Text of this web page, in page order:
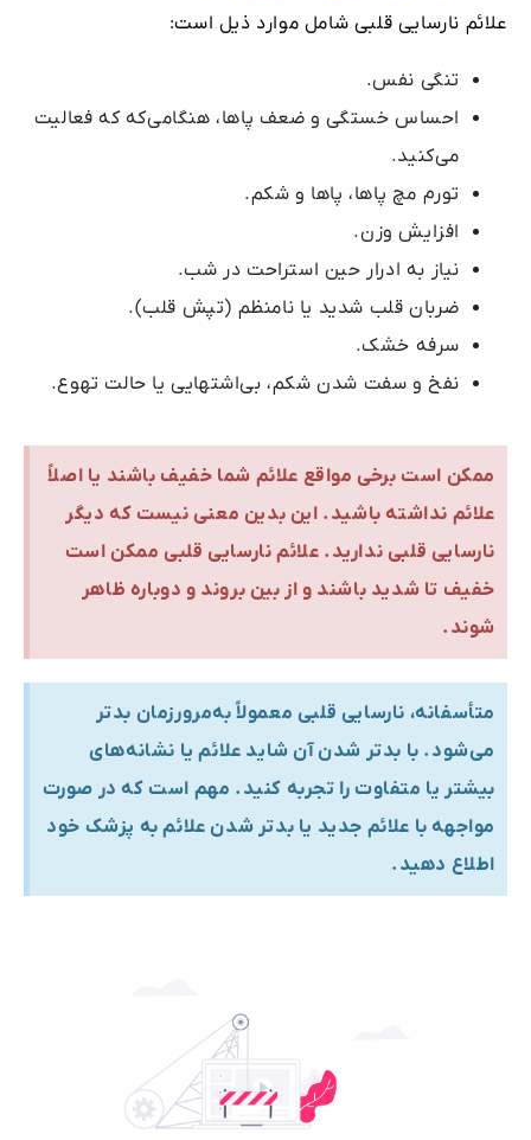
علائم نارسایی قلبی شامل موارد ذیل است:
تنگی نفس.
احساس خستگی و ضعف پاها، هنگامی‌که که فعالیت
می‌کنید.
تورم مچ پاها، پاها و شکم.
افزایش وزن.
نیاز به ادرار حین استراحت در شب.
ضربان قلب شدید یا نامنظم (تپش قلب).
سرفه خشک.
نفخ و سفت شدن شکم، بی‌اشتهایی یا حالت تهوع.
ممکن است برخی مواقع علائم شما خفیف باشند یا اصلاً
علائم نداشته باشید. این بدین معنی نیست که دیگر
نارسایی قلبی ندارید. علائم نارسایی قلبی ممکن است
خفیف تا شدید باشند و از بین بروند و دوباره ظاهر
شوند.
متأسفانه، نارسایی قلبی معمولاً به‌مرورزمان بدتر
می‌شود. با بدتر شدن آن شاید علائم یا نشانه‌های
بیشتر یا متفاوت را تجربه کنید. مهم است که در صورت
مواجهه با علائم جدید یا بدتر شدن علائم به پزشک خود
اطلاع دهید.